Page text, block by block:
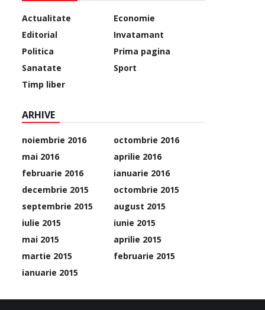
Actualitate
Economie
Editorial
Invatamant
Politica
Prima pagina
Sanatate
Sport
Timp liber
ARHIVE
noiembrie 2016
octombrie 2016
mai 2016
aprilie 2016
februarie 2016
ianuarie 2016
decembrie 2015
octombrie 2015
septembrie 2015
august 2015
iulie 2015
iunie 2015
mai 2015
aprilie 2015
martie 2015
februarie 2015
ianuarie 2015